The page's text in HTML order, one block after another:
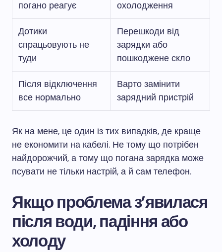
погано реагує
охолодження
Дотики
спрацьовують не
туди
Перешкоди від
зарядки або
пошкоджене скло
Після відключення
все нормально
Варто замінити
зарядний пристрій
Як на мене, це один із тих випадків, де краще
не економити на кабелі. Не тому що потрібен
найдорожчий, а тому що погана зарядка може
псувати не тільки настрій, а й сам телефон.
Якщо проблема з’явилася
після води, падіння або
холоду